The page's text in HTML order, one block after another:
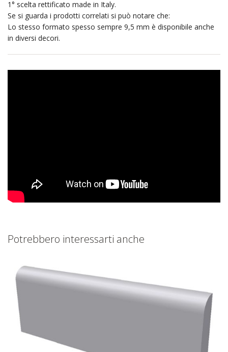
1° scelta rettificato made in Italy.
Se si guarda i prodotti correlati si può notare che:
Lo stesso formato spesso sempre 9,5 mm è disponibile anche
in diversi decori.
Potrebbero interessarti anche